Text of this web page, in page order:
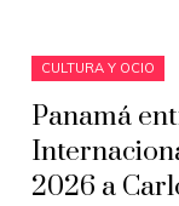
CULTURA Y OCIO
Panamá
2026 a